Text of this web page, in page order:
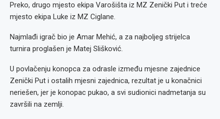
Preko, drugo mjesto ekipa Varošišta iz MZ Zenički Put i treće
mjesto ekipa Luke iz MZ Ciglane.
Najmlađi igrač bio je Amar Mehić, a za najboljeg strijelca
turnira proglašen je Matej Slišković.
U povlačenju konopca za odrasle između mjesne zajednice
Zenički Put i ostalih mjesni zajednica, rezultat je u konačnici
neriešen, jer je konopac pukao, a svi sudionici nadmetanja su
završili na zemlji.